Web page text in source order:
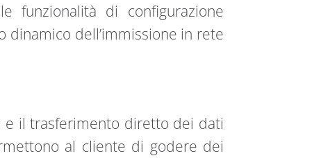
funzionalità di configurazione
dinamico dell’immissione in rete
e il trasferimento diretto dei dati
al cliente di godere dei